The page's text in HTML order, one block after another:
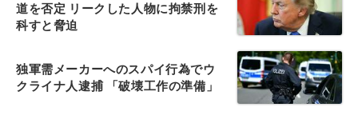
道を否定 リークした人物に拘禁刑を
科すと脅迫
独軍需メーカーへのスパイ行為でウ
クライナ人逮捕 「破壊工作の準備」